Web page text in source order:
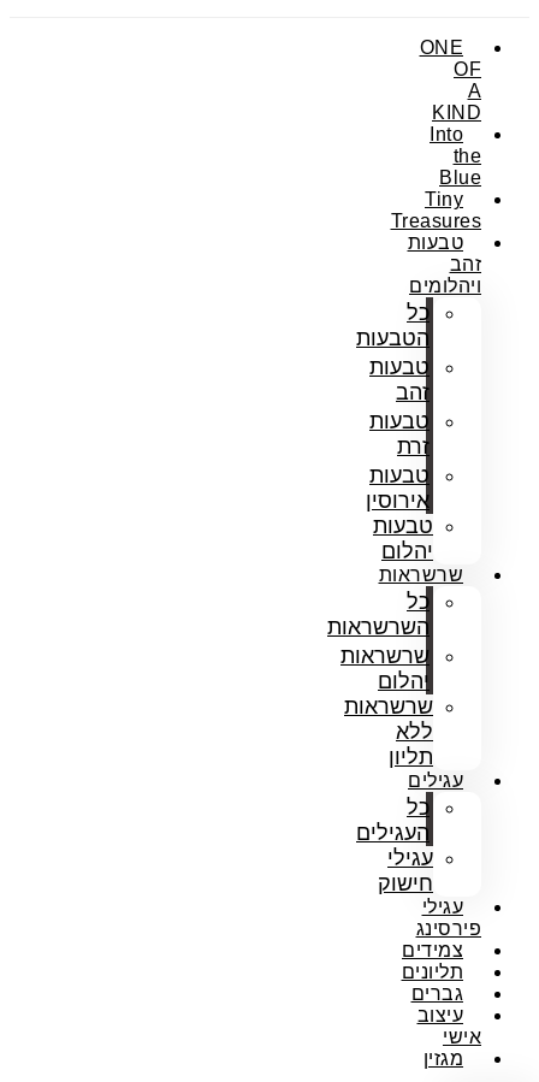
ONE
OF
A
KIND
Into
the
Blue
Tiny
Treasures
טבעות
זהב
ויהלומים
כל
הטבעות
טבעות
זהב
טבעות
זרת
טבעות
אירוסין
טבעות
יהלום
שרשראות
כל
השרשראות
שרשראות
יהלום
שרשראות
ללא
תליון
עגילים
כל
העגילים
עגילי
חישוק
עגילי
פירסינג
צמידים
תליונים
גברים
עיצוב
אישי
מגזין